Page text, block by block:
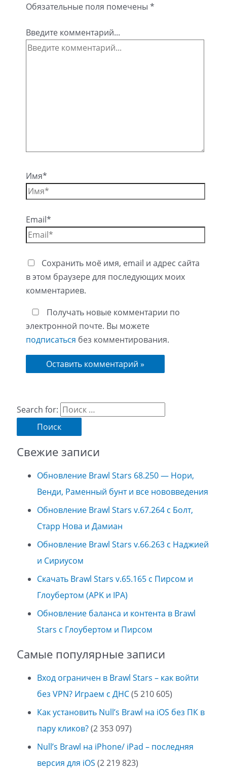
Обязательные поля помечены *
Введите комментарий...
Имя*
Email*
Сохранить моё имя, email и адрес сайта
в этом браузере для последующих моих
комментариев.
Получать новые комментарии по
электронной почте. Вы можете
подписаться без комментирования.
Search for:
Свежие записи
Обновление Brawl Stars 68.250 — Нори,
Венди, Раменный бунт и все нововведения
Обновление Brawl Stars v.67.264 с Болт,
Старр Нова и Дамиан
Обновление Brawl Stars v.66.263 с Наджией
и Сириусом
Скачать Brawl Stars v.65.165 с Пирсом и
Глоубертом (APK и IPA)
Обновление баланса и контента в Brawl
Stars с Глоубертом и Пирсом
Самые популярные записи
Вход ограничен в Brawl Stars – как войти
без VPN? Играем с ДНС(5 210 605)
Как установить Null’s Brawl на iOS без ПК в
пару кликов?(2 353 097)
Null’s Brawl на iPhone/ iPad – последняя
версия для iOS (2 219 823)